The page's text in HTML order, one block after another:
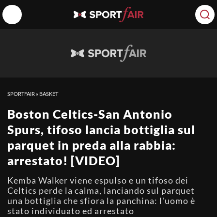
SPORTFAIR » BASKET
Boston Celtics-San Antonio
Spurs, tifoso lancia bottiglia sul
parquet in preda alla rabbia:
arrestato! [VIDEO]
Kemba Walker viene espulso e un tifoso dei
Celtics perde la calma, lanciando sul parquet
una bottiglia che sfiora la panchina: l'uomo è
stato individuato ed arrestato